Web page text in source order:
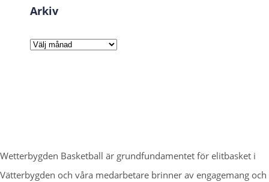
Arkiv
Arkiv
Wetterbygden Basketball är grundfundamentet för elitbasket i
Vätterbygden och våra medarbetare brinner av engagemang och